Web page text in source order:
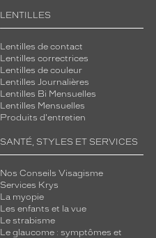
LENTILLES
Lentilles de contact
Lentilles correctrices
Lentilles de couleur
Lentilles Journalières
Lentilles Bi Mensuelles
Lentilles Mensuelles
Produits d'entretien
SANTÉ, STYLES ET SERVICES
Nos Conseils Visagisme
Services Krys
La myopie
Les enfants et la vue
Le strabisme
Le glaucome : symptômes et